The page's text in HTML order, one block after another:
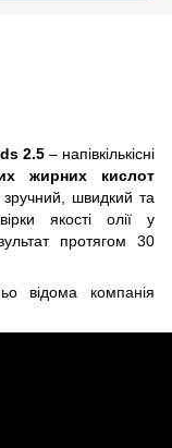
2.5 – напівкількісні
жирних кислот
швидкий та
якості олії у
протягом 30
відома компанія